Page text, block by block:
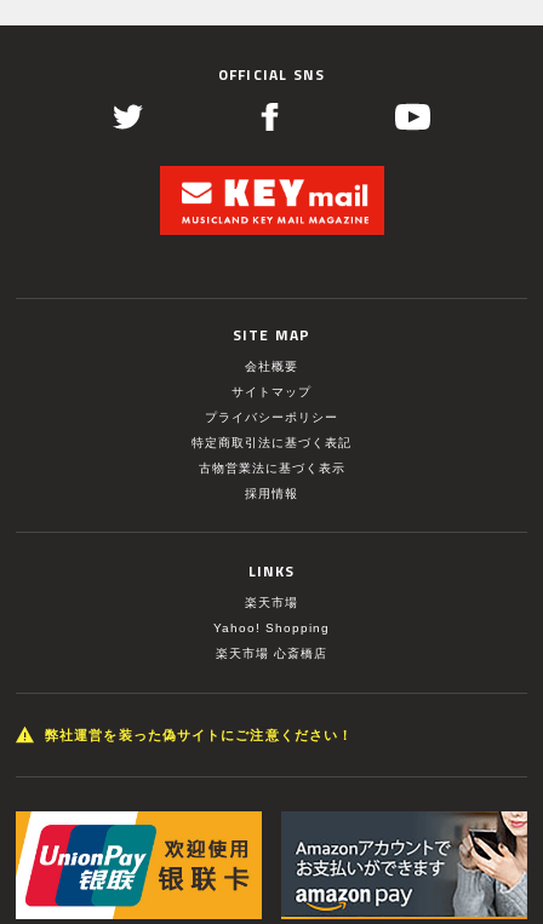
OFFICIAL SNS
SITE MAP
会社概要
サイトマップ
プライバシーポリシー
特定商取引法に基づく表記
古物営業法に基づく表示
採用情報
LINKS
楽天市場
Yahoo! Shopping
楽天市場 心斎橋店
弊社運営を装った偽サイトにご注意ください！